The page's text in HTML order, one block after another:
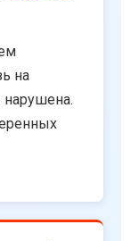
на
нарушена.